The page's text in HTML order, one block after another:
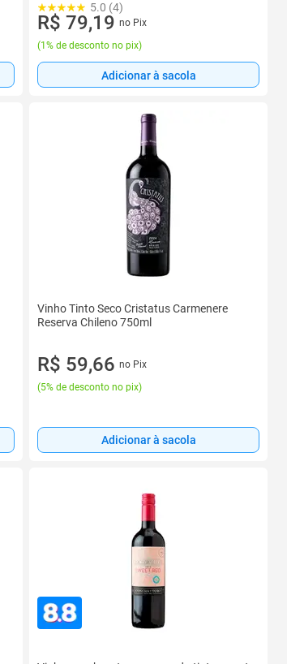
5.0 (4)
R$ 79,19 no Pix
(1% de desconto no pix)
Adicionar à sacola
Vinho Tinto Seco Cristatus Carmenere
Reserva Chileno 750ml
R$ 59,66 no Pix
(5% de desconto no pix)
Adicionar à sacola